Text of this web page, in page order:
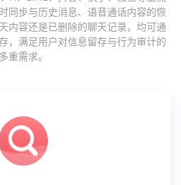
同步与历史消息、语音通话内容的恢
内容还是已删除的聊天记录，均可通
，满足用户对信息留存与行为审计的
多重需求。